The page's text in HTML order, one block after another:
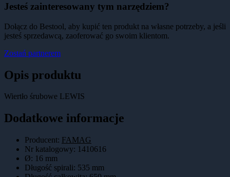
Jesteś zainteresowany tym narzędziem?
Dołącz do Bestool, aby kupić ten produkt na własne potrzeby, a jeśli
jesteś sprzedawcą, zaoferować go swoim klientom.
Zostań partnerem
Opis produktu
Wiertło śrubowe LEWIS
Dodatkowe informacje
Producent: FAMAG
Nr katalogowy: 1410616
Ø: 16 mm
Długość spirali: 535 mm